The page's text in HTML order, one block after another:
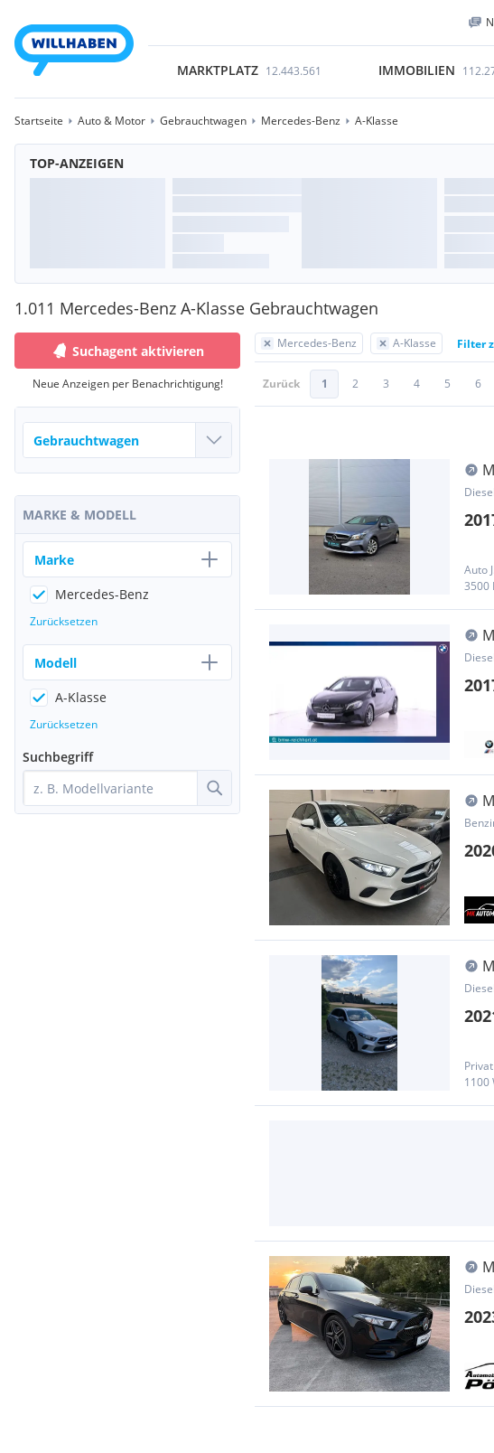
MARKTPLATZ 12.443.561 IMMOBILIEN
Startseite Auto & Motor Gebrauchtwagen Mercedes-Benz A-Klasse
TOP-ANZEIGEN
1.011 Mercedes-Benz A-Klasse Gebrauchtwagen
Mercedes-Benz A-Klasse Filter
Zurück 1 2 3 4 5 6
Auto
3500
Line
Privat
1100
Suchagent aktivieren
Neue Anzeigen per Benachrichtigung!
MARKE & MODELL
Marke
Mercedes-Benz
Zurücksetzen
Modell
A-Klasse
Zurücksetzen
Suchbegriff